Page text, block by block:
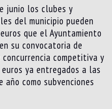
junio los clubes y
del municipio pueden
que el Ayuntamiento
su convocatoria de
competitiva y
ya entregados a las
como subvenciones